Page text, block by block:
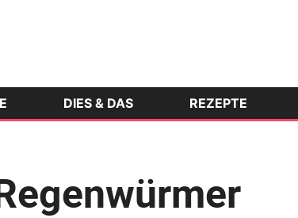
DIES & DAS REZEPTE